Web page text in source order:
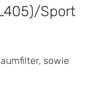
Sport
sowie